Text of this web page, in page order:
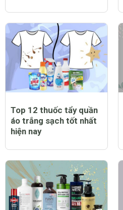
Top 12 thuốc tẩy quần
áo trắng sạch tốt nhất
hiện nay